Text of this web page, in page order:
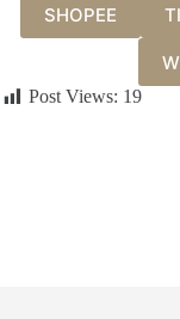
SHOPEE
Post Views: 19